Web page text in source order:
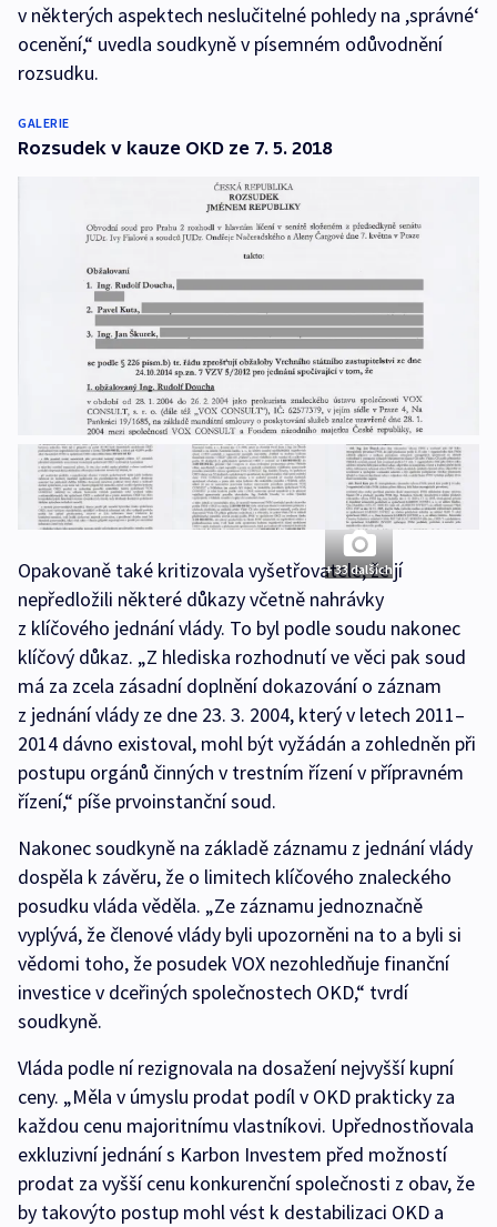
v některých aspektech neslučitelné pohledy na ,správné‘
ocenění,“ uvedla soudkyně v písemném odůvodnění
rozsudku.
GALERIE
Rozsudek v kauze OKD ze 7. 5. 2018
+ 33 dalších
Opakovaně také kritizovala vyšetřovatele, že jí
nepředložili některé důkazy včetně nahrávky
z klíčového jednání vlády. To byl podle soudu nakonec
klíčový důkaz. „Z hlediska rozhodnutí ve věci pak soud
má za zcela zásadní doplnění dokazování o záznam
z jednání vlády ze dne 23. 3. 2004, který v letech 2011–
2014 dávno existoval, mohl být vyžádán a zohledněn při
postupu orgánů činných v trestním řízení v přípravném
řízení,“ píše prvoinstanční soud.
Nakonec soudkyně na základě záznamu z jednání vlády
dospěla k závěru, že o limitech klíčového znaleckého
posudku vláda věděla. „Ze záznamu jednoznačně
vyplývá, že členové vlády byli upozorněni na to a byli si
vědomi toho, že posudek VOX nezohledňuje finanční
investice v dceřiných společnostech OKD,“ tvrdí
soudkyně.
Vláda podle ní rezignovala na dosažení nejvyšší kupní
ceny. „Měla v úmyslu prodat podíl v OKD prakticky za
každou cenu majoritnímu vlastníkovi. Upřednostňovala
exkluzivní jednání s Karbon Investem před možností
prodat za vyšší cenu konkurenční společnosti z obav, že
by takovýto postup mohl vést k destabilizaci OKD a